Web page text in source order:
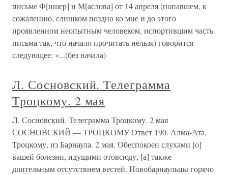
письме Ф[ишер] и М[аслова] от 14 апреля (попавшем, к
сожалению, слишком поздно ко мне и до этого
проявленном неопытным человеком, испортившим часть
письма так, что начало прочитать нельзя) говорится
следующее: «...(без начала)
Л. Сосновский. Телеграмма
Троцкому. 2 мая
Л. Сосновский. Телеграмма Троцкому. 2 мая
СОСНОВСКИЙ — ТРОЦКОМУ Ответ 190. Алма-Ата,
Троцкому, из Барнаула. 2 мая. Обеспокоен слухами [о]
вашей болезни, идущими отовсюду, [а] также
длительным отсутствием вестей. Новобарнаульцы горячо